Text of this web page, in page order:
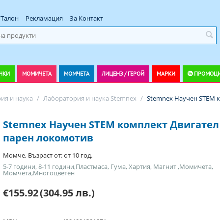
Талон Рекламация За Контакт
МОМИЧЕТА МОМЧЕТА ЛИЦЕНЗ / ГЕРОЙ МАРКИ
и наука / Лаборатория и наука Stemnex / Stemnex Научен STEM
Stemnex Научен STEM комплект
парен локомотив
Момче, Възраст от: от 10 год.
5-7 години, 8-11 години,Пластмаса, Гума, Хартия, Магнит ,Момичета,
Момчета,Многоцветен
€155.92(304.95 лв.)